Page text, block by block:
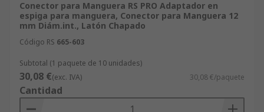
Conector para Manguera RS PRO Adaptador en
espiga para manguera, Conector para Manguera 12
mm Diám.int., Latón Chapado
Código RS 665-603
Subtotal (1 paquete de 10 unidades)
30,08 €(exc. IVA) 30,08 €/paquete
Cantidad